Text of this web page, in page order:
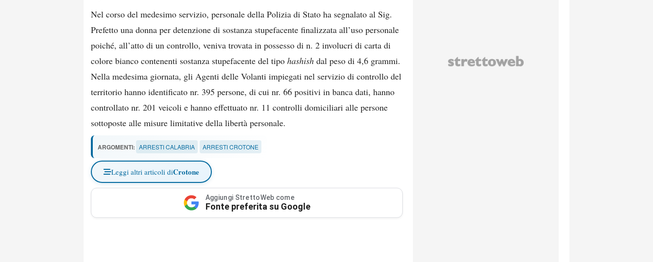
Nel corso del medesimo servizio, personale della Polizia di Stato ha segnalato al Sig.
Prefetto una donna per detenzione di sostanza stupefacente finalizzata all’uso personale
poiché, all’atto di un controllo, veniva trovata in possesso di n. 2 involucri di carta di
colore bianco contenenti sostanza stupefacente del tipo hashish dal peso di 4,6 grammi.
Nella medesima giornata, gli Agenti delle Volanti impiegati nel servizio di controllo del
territorio hanno identificato nr. 395 persone, di cui nr. 66 positivi in banca dati, hanno
controllato nr. 201 veicoli e hanno effettuato nr. 11 controlli domiciliari alle persone
sottoposte alle misure limitative della libertà personale.
ARGOMENTI: ARRESTI CALABRIA ARRESTI CROTONE
Leggi altri articoli diCrotone
Aggiungi StrettoWeb come
Fonte preferita su Google